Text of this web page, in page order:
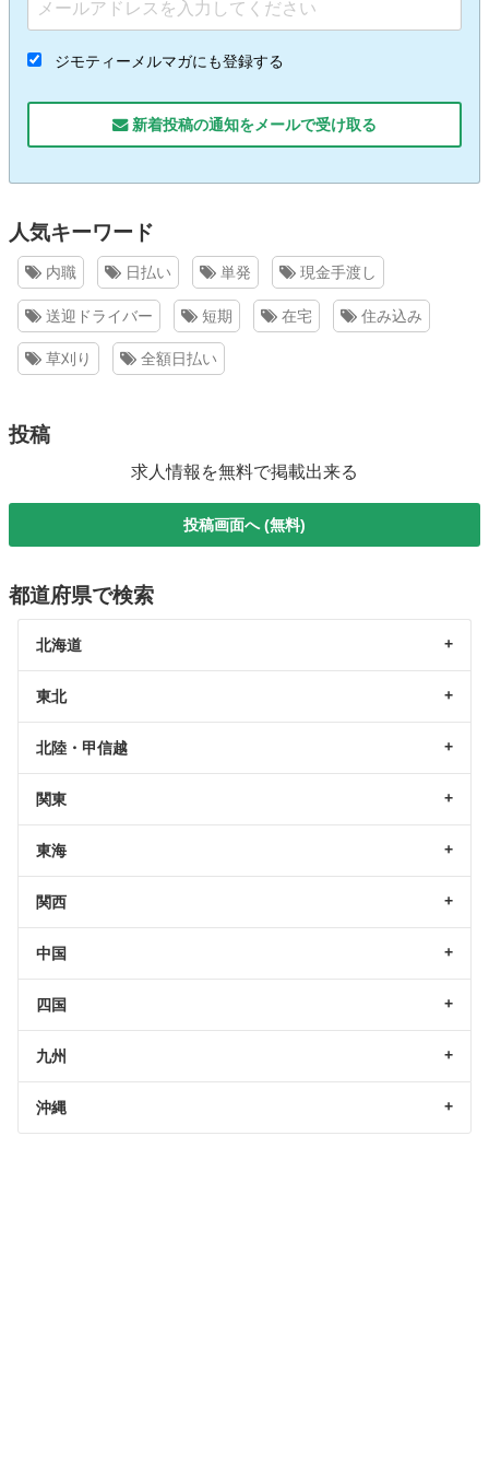
ジモティーメルマガにも登録する
新着投稿の通知をメールで受け取る
人気キーワード
内職 日払い 単発 現金手渡し
送迎ドライバー 短期 在宅 住み込み
草刈り 全額日払い
投稿
求人情報を無料で掲載出来る
投稿画面へ (無料)
都道府県で検索
北海道
東北
北陸・甲信越
関東
東海
関西
中国
四国
九州
沖縄